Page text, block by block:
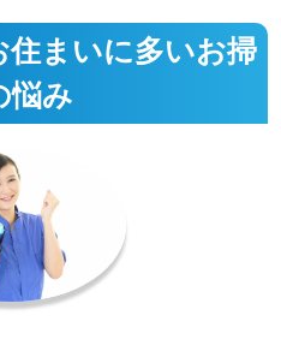
住まいに多いお掃
悩み